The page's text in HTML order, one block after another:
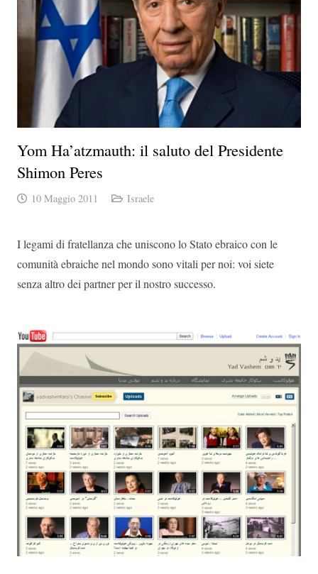
Yom Ha’atzmauth: il saluto del Presidente
Shimon Peres
10 Maggio 2011 Israele
I legami di fratellanza che uniscono lo Stato ebraico con le
comunità ebraiche nel mondo sono vitali per noi: voi siete
senza altro dei partner per il nostro successo.